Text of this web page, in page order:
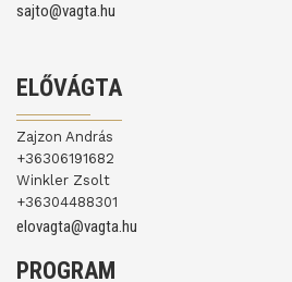
sajto@vagta.hu
ELŐVÁGTA
Zajzon András
+36306191682
Winkler Zsolt
+36304488301
elovagta@vagta.hu
PROGRAM